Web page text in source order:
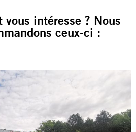
vous intéresse ? Nous
ceux-ci :